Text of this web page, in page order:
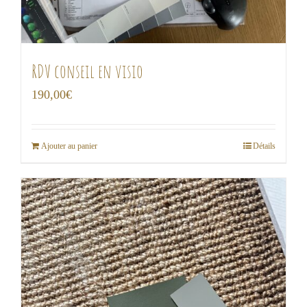
RDV conseil en visio
190,00€
Ajouter au panier Détails